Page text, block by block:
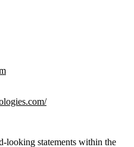
looking statements within the